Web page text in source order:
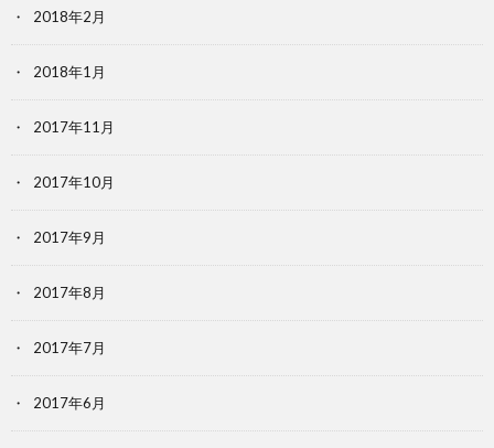
2018年2月
2018年1月
2017年11月
2017年10月
2017年9月
2017年8月
2017年7月
2017年6月